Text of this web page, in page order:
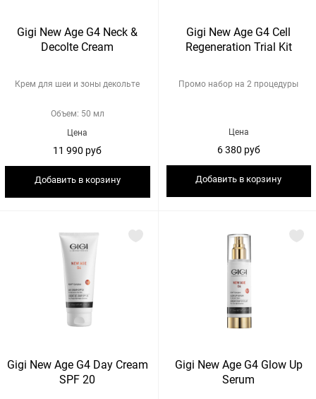
Gigi New Age G4 Neck &
Decolte Cream
Крем для шеи и зоны декольте
Объем: 50 мл
Цена
11 990 руб
Добавить в корзину
Gigi New Age G4 Cell
Regeneration Trial Kit
Промо набор на 2 процедуры
Цена
6 380 руб
Добавить в корзину
Gigi New Age G4 Day Сream
SPF 20
Gigi New Age G4 Glow Up
Serum